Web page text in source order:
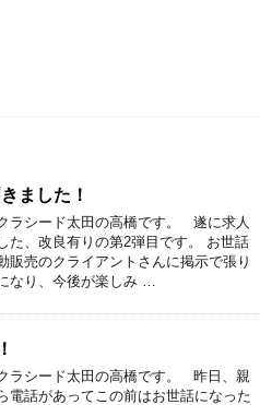
ました！
ラシード太田の高橋です。 遂に求人
た、改良有りの第2弾目です。 お世話
販売のクライアントさんに掲示で張り
なり、今後が楽しみ …
ラシード太田の高橋です。 昨日、親
電話があってこの前はお世話になった